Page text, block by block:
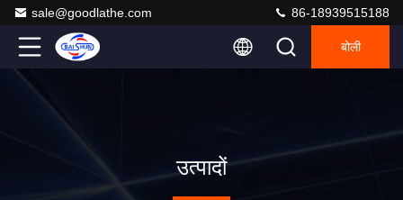
sale@goodlathe.com 86-18939515188
बोली
उत्पादों